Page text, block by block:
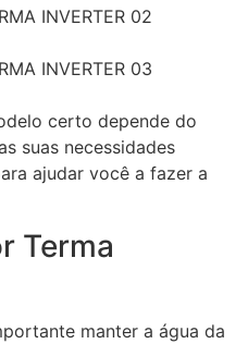
INVERTER 02
INVERTER 03
certo depende do
suas necessidades
ajudar você a fazer a
Terma
manter a água da